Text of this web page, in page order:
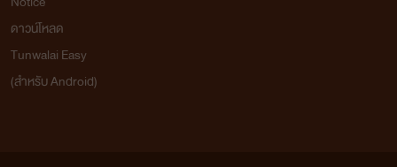
ดาวน์โหลด
Tunwalai Easy
(สำหรับ Android)